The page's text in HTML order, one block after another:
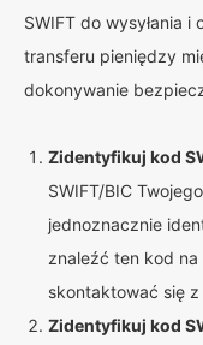
SWIFT do wysyłania
transferu pieniędzy
dokonywanie
Zidentyfikuj kod
SWIFT/BIC
jednoznacznie
znaleźć ten kod
skontaktować się z
Zidentyfikuj kod